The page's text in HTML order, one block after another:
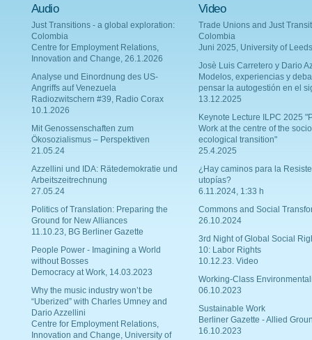
Audio
Just Transitions - a global exploration:
Colombia
Centre for Employment Relations,
Innovation and Change, 26.1.2026
Analyse und Einordnung des US-
Angriffs auf Venezuela
Radiozwitschern #39, Radio Corax
10.1.2026
Mit Genossenschaften zum
Ökosozialismus – Perspektiven
21.05.24
Azzellini und IDA: Rätedemokratie und
Arbeitszeitrechnung
27.05.24
Politics of Translation: Preparing the
Ground for New Alliances
11.10.23, BG Berliner Gazette
People Power - Imagining a World
without Bosses
Democracy at Work, 14.03.2023
Why the music industry won’t be
“Uberized” with Charles Umney and
Dario Azzellini
Centre for Employment Relations,
Innovation and Change, University of
Video
Trade Unions and Just
Colombia
Juni 2025, University of Leeds
Josè Luis Carretero y Dario
Modelos, experiencias y
pensar la autogestión en el
13.12.2025
Keynote Lecture ILPC 2025
Work at the centre of the
ecological transition"
25.4.2025
¿Hay caminos para la
utopías?
6.11.2024, 1:33 h
Commons and Social
26.10.2024
3rd Night of Global Social
10: Labor Rights
10.12.23. Video
Working-Class
06.10.2023
Sustainable Work
Berliner Gazette - Allied
16.10.2023